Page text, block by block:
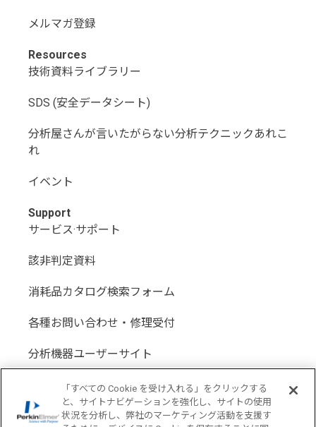
メルマガ登録
Resources
技術資料ライブラリー
SDS (安全データシート)
分析屋さんが言いたがらない分析テクニックあれこ
れ
イベント
Support
サービス·サポート
該非判定資料
消耗品カタログ検索フォーム
各種お問い合わせ・修理受付
分析機器ユーザーサイト
分析機器代理店サイト
「すべての Cookie を受け入れる」をクリックする
と、サイトナビゲーションを強化し、サイトの使用
状況を分析し、弊社のマーケティング活動を支援す